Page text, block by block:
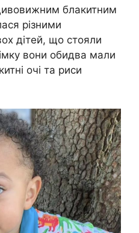
блакитним
різними
дітей, що стояли
вони обидва мали
очі та риси